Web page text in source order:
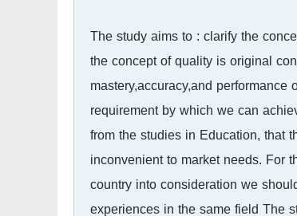
The study aims to : clarify the
the concept of quality is original
mastery,accuracy,and
requirement by which we can
from the studies in Education, that
inconvenient to market needs. For
country into consideration we
experiences in the same field The